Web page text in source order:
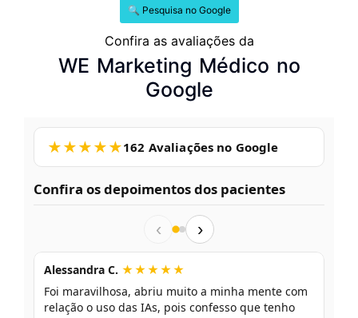
🔍 Pesquisa no Google
Confira as avaliações da
WE Marketing Médico no
Google